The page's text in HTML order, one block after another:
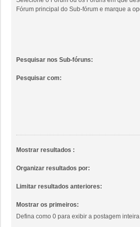
Fórum principal do Sub-fórum e marque a
Pesquisar nos Sub-fóruns:
Pesquisar com:
Mostrar resultados :
Organizar resultados por:
Limitar resultados anteriores:
Mostrar os primeiros:
Defina como 0 para exibir a postagem